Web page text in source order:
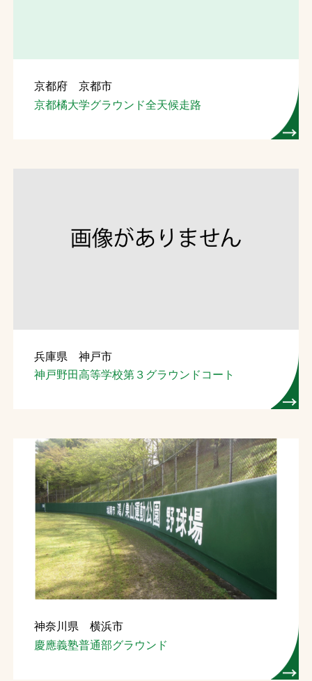
京都府 京都市
京都橘大学グラウンド全天候走路
兵庫県 神戸市
神戸野田高等学校第３グラウンドコート
神奈川県 横浜市
慶應義塾普通部グラウンド